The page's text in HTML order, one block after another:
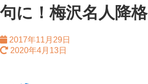
句に！梅沢名人降格
2017年11月29日
2020年4月13日